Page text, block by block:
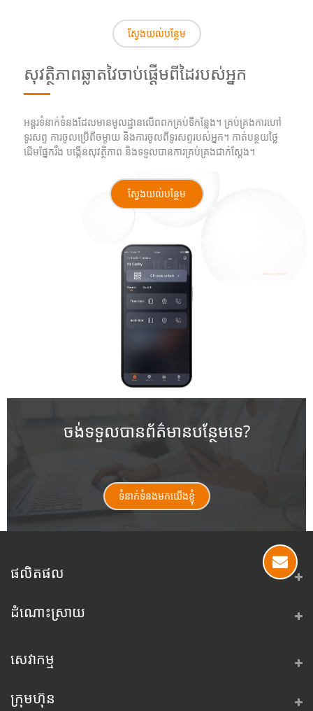
ស្វែងយល់បន្ថែម
សុវត្ថិភាពឆ្លាតវៃចាប់ផ្តើមពីដៃរបស់អ្នក
អន្តរទំនាក់ទំនងដែលមានមូលដ្ឋានលើពពកគ្រប់ទីកន្លែង។ គ្រប់គ្រងការហៅ
ទូរសព្ទ ការចូលប្រើពីចម្ងាយ និងការចូលពីទូរសព្ទរបស់អ្នក។ កាត់បន្ថយថ្លៃ
ដើមផ្នែករឹង បង្កើនសុវត្ថិភាព និងទទួលបានការគ្រប់គ្រងជាក់ស្តែង។
ស្វែងយល់បន្ថែម
ចង់ទទួលបានព័ត៌មានបន្ថែមទេ?
ទំនាក់ទំនងមកយើងខ្ញុំ
ផលិតផល
ដំណោះស្រាយ
សេវាកម្ម
ក្រុមហ៊ុន